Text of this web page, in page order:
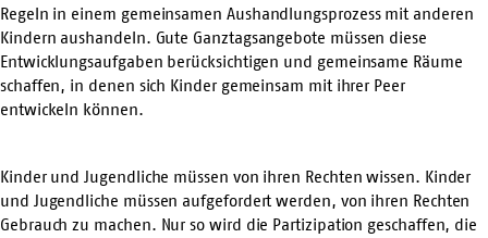
Regeln in einem gemeinsamen Aushandlungsprozess mit anderen
Kindern aushandeln. Gute Ganztagsangebote müssen diese
Entwicklungsaufgaben berücksichtigen und gemeinsame Räume
schaffen, in denen sich Kinder gemeinsam mit ihrer Peer
entwickeln können.
Kinder und Jugendliche müssen von ihren Rechten wissen. Kinder
und Jugendliche müssen aufgefordert werden, von ihren Rechten
Gebrauch zu machen. Nur so wird die Partizipation geschaffen, die